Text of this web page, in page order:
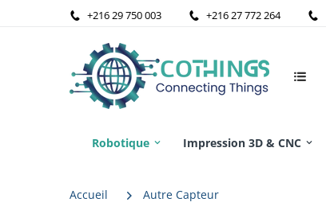
+216 29 750 003 +216 27 772 264
Robotique Impression 3D & CNC
Accueil Autre Capteur